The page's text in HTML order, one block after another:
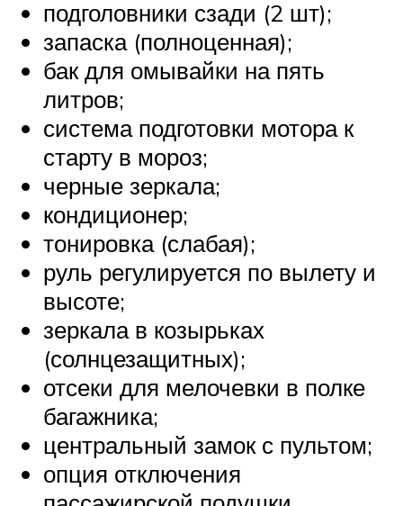
подголовники сзади (2 шт);
запаска (полноценная);
бак для омывайки на пять
литров;
система подготовки мотора к
старту в мороз;
черные зеркала;
кондиционер;
тонировка (слабая);
руль регулируется по вылету и
высоте;
зеркала в козырьках
(солнцезащитных);
отсеки для мелочевки в полке
багажника;
центральный замок с пультом;
опция отключения